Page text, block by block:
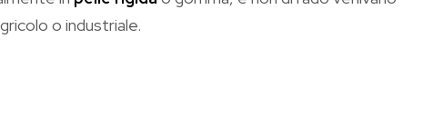
o industriale.